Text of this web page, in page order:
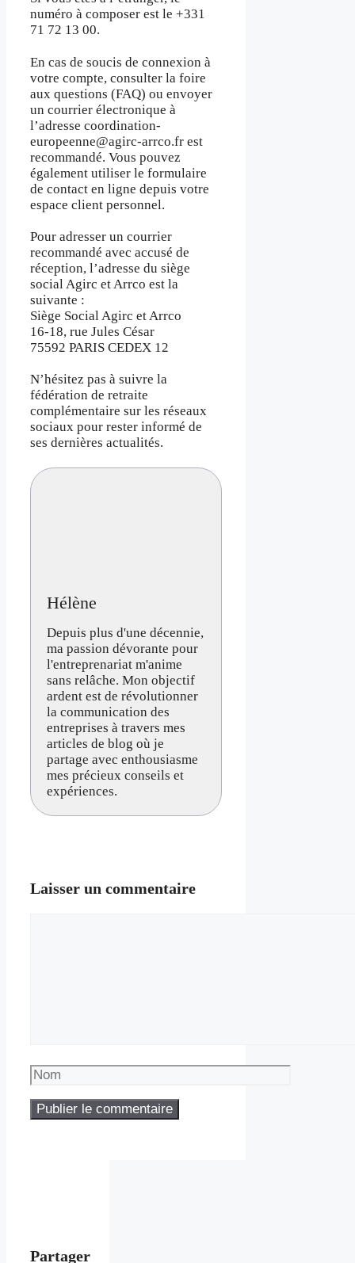
numéro à composer est le +331
71 72 13 00.
En cas de soucis de connexion à
votre compte, consulter la foire
aux questions (FAQ) ou envoyer
un courrier électronique à
l’adresse coordination-
europeenne@agirc-arrco.fr est
recommandé. Vous pouvez
également utiliser le formulaire
de contact en ligne depuis votre
espace client personnel.
Pour adresser un courrier
recommandé avec accusé de
réception, l’adresse du siège
social Agirc et Arrco est la
suivante :
Siège Social Agirc et Arrco
16-18, rue Jules César
75592 PARIS CEDEX 12
N’hésitez pas à suivre la
fédération de retraite
complémentaire sur les réseaux
sociaux pour rester informé de
ses dernières actualités.
Hélène
Depuis plus d'une décennie,
ma passion dévorante pour
l'entreprenariat m'anime
sans relâche. Mon objectif
ardent est de révolutionner
la communication des
entreprises à travers mes
articles de blog où je
partage avec enthousiasme
mes précieux conseils et
expériences.
Laisser un commentaire
Nom
Partager